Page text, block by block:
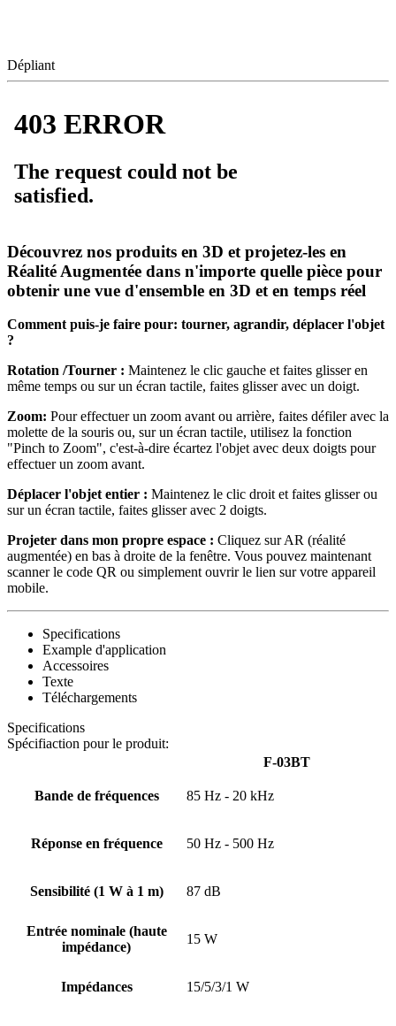
Dépliant
Découvrez nos produits en 3D et projetez-les en
Réalité Augmentée dans n'importe quelle pièce pour
obtenir une vue d'ensemble en 3D et en temps réel
Comment puis-je faire pour: tourner, agrandir, déplacer l'objet
?
Rotation /Tourner : Maintenez le clic gauche et faites glisser en
même temps ou sur un écran tactile, faites glisser avec un doigt.
Zoom: Pour effectuer un zoom avant ou arrière, faites défiler avec la
molette de la souris ou, sur un écran tactile, utilisez la fonction
"Pinch to Zoom", c'est-à-dire écartez l'objet avec deux doigts pour
effectuer un zoom avant.
Déplacer l'objet entier : Maintenez le clic droit et faites glisser ou
sur un écran tactile, faites glisser avec 2 doigts.
Projeter dans mon propre espace : Cliquez sur AR (réalité
augmentée) en bas à droite de la fenêtre. Vous pouvez maintenant
scanner le code QR ou simplement ouvrir le lien sur votre appareil
mobile.
Specifications
Example d'application
Accessoires
Texte
Téléchargements
Specifications
Spécifiaction pour le produit:
F-03BT
Bande de fréquences 85 Hz - 20 kHz
Réponse en fréquence 50 Hz - 500 Hz
Sensibilité (1 W à 1 m) 87 dB
Entrée nominale (haute
impédance)
15 W
Impédances 15/5/3/1 W